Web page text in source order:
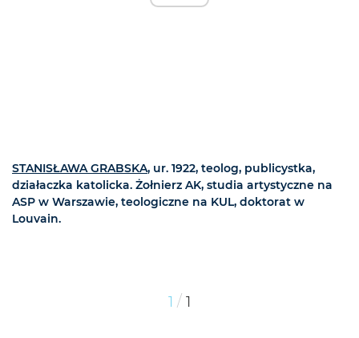
STANISŁAWA GRABSKA, ur. 1922, teolog, publicystka,
działaczka katolicka. Żołnierz AK, studia artystyczne na
ASP w Warszawie, teologiczne na KUL, doktorat w
Louvain.
1 / 1